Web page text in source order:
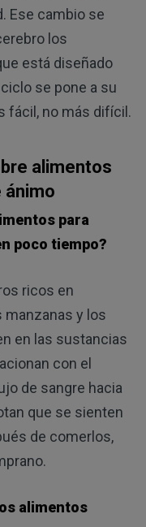
Ese cambio se
los
está diseñado
se pone a su
fácil, no más difícil.
alimentos
ánimo
para
poco tiempo?
ricos en
manzanas y los
en las sustancias
con el
de sangre hacia
que se sienten
de comerlos,
alimentos